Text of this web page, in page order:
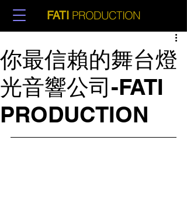
FATI PRODUCTION
你最信賴的舞台燈
光音響公司-FATI
PRODUCTION